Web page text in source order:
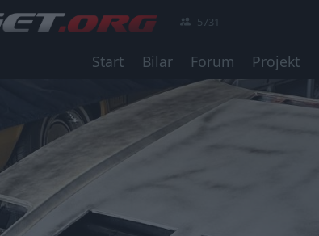
5731
Start Bilar Forum Projekt